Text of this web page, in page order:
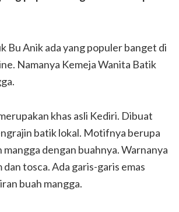
Bu Anik ada yang populer banget di
Namanya Kemeja Wanita Batik
khas asli Kediri. Dibuat
batik lokal. Motifnya berupa
dengan buahnya. Warnanya
tosca. Ada garis-garis emas
buah mangga.